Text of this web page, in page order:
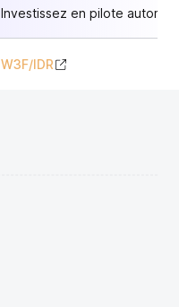
Investissez en pilote
W3F/IDR